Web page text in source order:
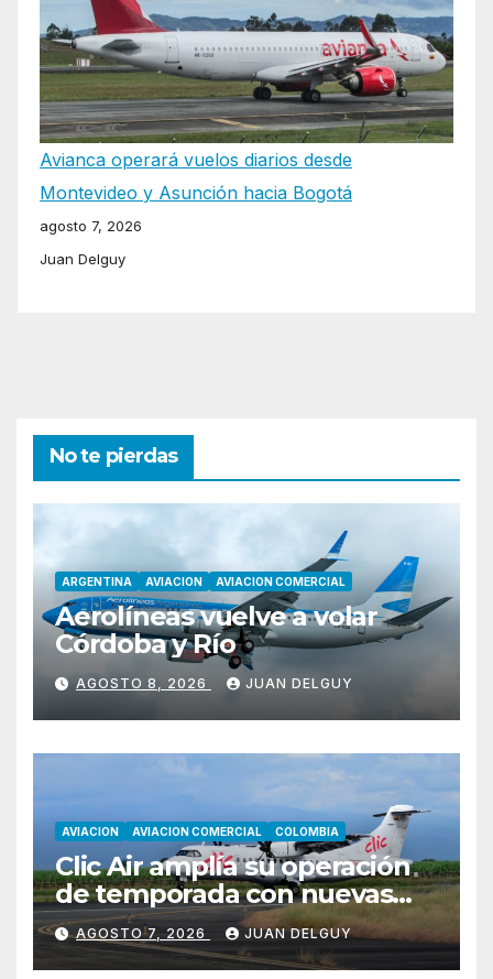
Avianca operará vuelos diarios desde
Montevideo y Asunción hacia Bogotá
agosto 7, 2026
Juan Delguy
No te pierdas
ARGENTINA AVIACION AVIACION COMERCIAL
Aerolíneas vuelve a volar
Córdoba y Río
AGOSTO 8, 2026 JUAN DELGUY
AVIACION AVIACION COMERCIAL COLOMBIA
Clic Air amplía su operación
de temporada con nuevas
rutas hacia Cartagena y Tolú
AGOSTO 7, 2026 JUAN DELGUY